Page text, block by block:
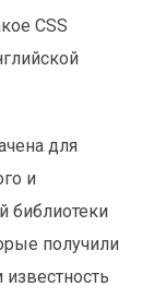
CSS
для
и
библиотеки
получили